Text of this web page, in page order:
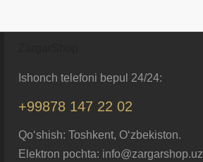
Ishonch telefoni bepul 24/24:
+99878 147 22 02
Qo‘shish: Toshkent, O‘zbekiston.
Elektron pochta: info@zargarshop.uz